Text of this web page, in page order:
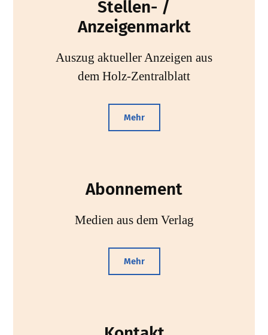
Stellen- /
Anzeigenmarkt
Auszug aktueller Anzeigen aus
dem Holz-Zentralblatt
Mehr
Abonnement
Medien aus dem Verlag
Mehr